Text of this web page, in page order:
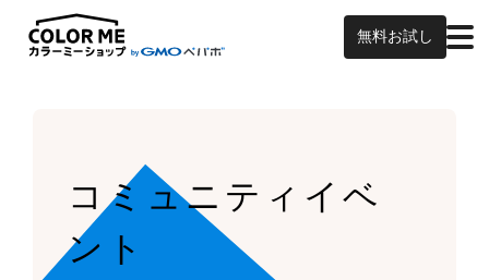
無料お試し
コミュニティイベ
ント